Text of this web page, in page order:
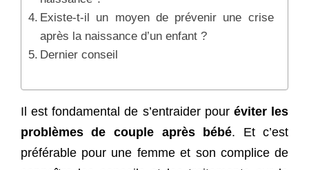
Existe-t-il un moyen de prévenir une crise
après la naissance d’un enfant ?
Dernier conseil
Il est fondamental de s’entraider pouréviter les
problèmes de couple après bébé. Et c’est
préférable pour une femme et son complice de